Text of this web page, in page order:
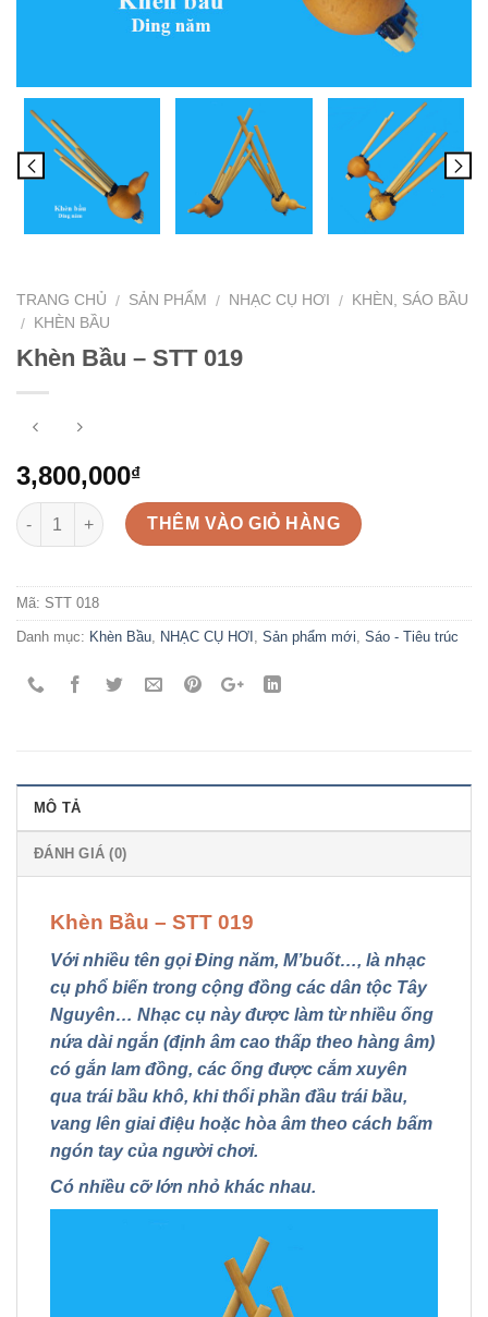
TRANG CHỦ / SẢN PHẨM / NHẠC CỤ HƠI /
KHÈN, SÁO BẦU
/
KHÈN BẦU
Khèn Bầu – STT 019
3,800,000₫
Số lượng
THÊM VÀO GIỎ HÀNG
Mã: STT 018
Danh mục: Khèn Bầu, NHẠC CỤ HƠI , Sản phẩm mới, Sáo - Tiêu trúc
MÔ TẢ
ĐÁNH GIÁ (0)
Khèn Bầu – STT 019
Với nhiều tên gọi Đing năm, M’buốt…, là nhạc
cụ phổ biến trong cộng đồng các dân tộc Tây
Nguyên… Nhạc cụ này được làm từ nhiều ống
nứa dài ngắn (định âm cao thấp theo hàng âm)
có gắn lam đồng, các ống được cắm xuyên
qua trái bầu khô, khi thổi phần đầu trái bầu,
vang lên giai điệu hoặc hòa âm theo cách bấm
ngón tay của người chơi.
Có nhiều cỡ lớn nhỏ khác nhau.